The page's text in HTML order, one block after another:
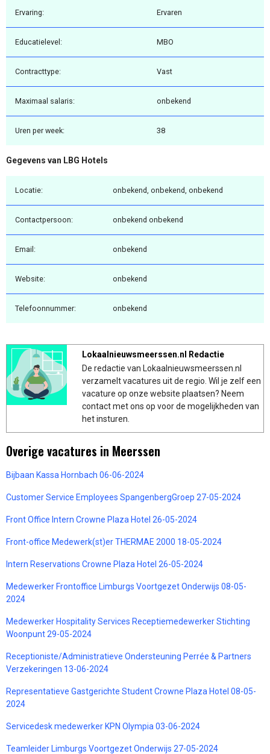
Ervaring: Ervaren
Educatielevel: MBO
Contracttype: Vast
Maximaal salaris: onbekend
Uren per week: 38
Gegevens van LBG Hotels
Locatie: onbekend, onbekend, onbekend
Contactpersoon: onbekend onbekend
Email: onbekend
Website: onbekend
Telefoonnummer: onbekend
Lokaalnieuwsmeerssen.nl Redactie
De redactie van Lokaalnieuwsmeerssen.nl
verzamelt vacatures uit de regio. Wil je zelf een
vacature op onze website plaatsen? Neem
contact met ons op voor de mogelijkheden van
het insturen.
Overige vacatures in Meerssen
Bijbaan Kassa Hornbach 06-06-2024
Customer Service Employees SpangenbergGroep 27-05-2024
Front Office Intern Crowne Plaza Hotel 26-05-2024
Front-office Medewerk(st)er THERMAE 2000 18-05-2024
Intern Reservations Crowne Plaza Hotel 26-05-2024
Medewerker Frontoffice Limburgs Voortgezet Onderwijs 08-05-
2024
Medewerker Hospitality Services Receptiemedewerker Stichting
Woonpunt 29-05-2024
Receptioniste/Administratieve Ondersteuning Perrée & Partners
Verzekeringen 13-06-2024
Representatieve Gastgerichte Student Crowne Plaza Hotel 08-05-
2024
Servicedesk medewerker KPN Olympia 03-06-2024
Teamleider Limburgs Voortgezet Onderwijs 27-05-2024